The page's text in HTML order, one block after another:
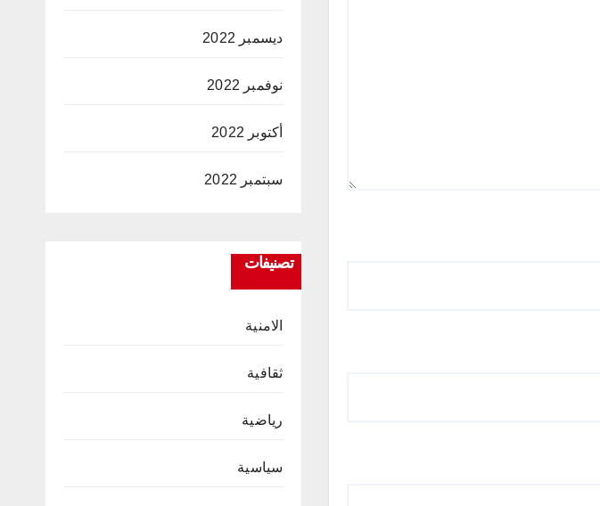
ديسمبر 2022
نوفمبر 2022
أكتوبر 2022
سبتمبر 2022
تصنيفات
الامنية
ثقافية
رياضية
سياسية